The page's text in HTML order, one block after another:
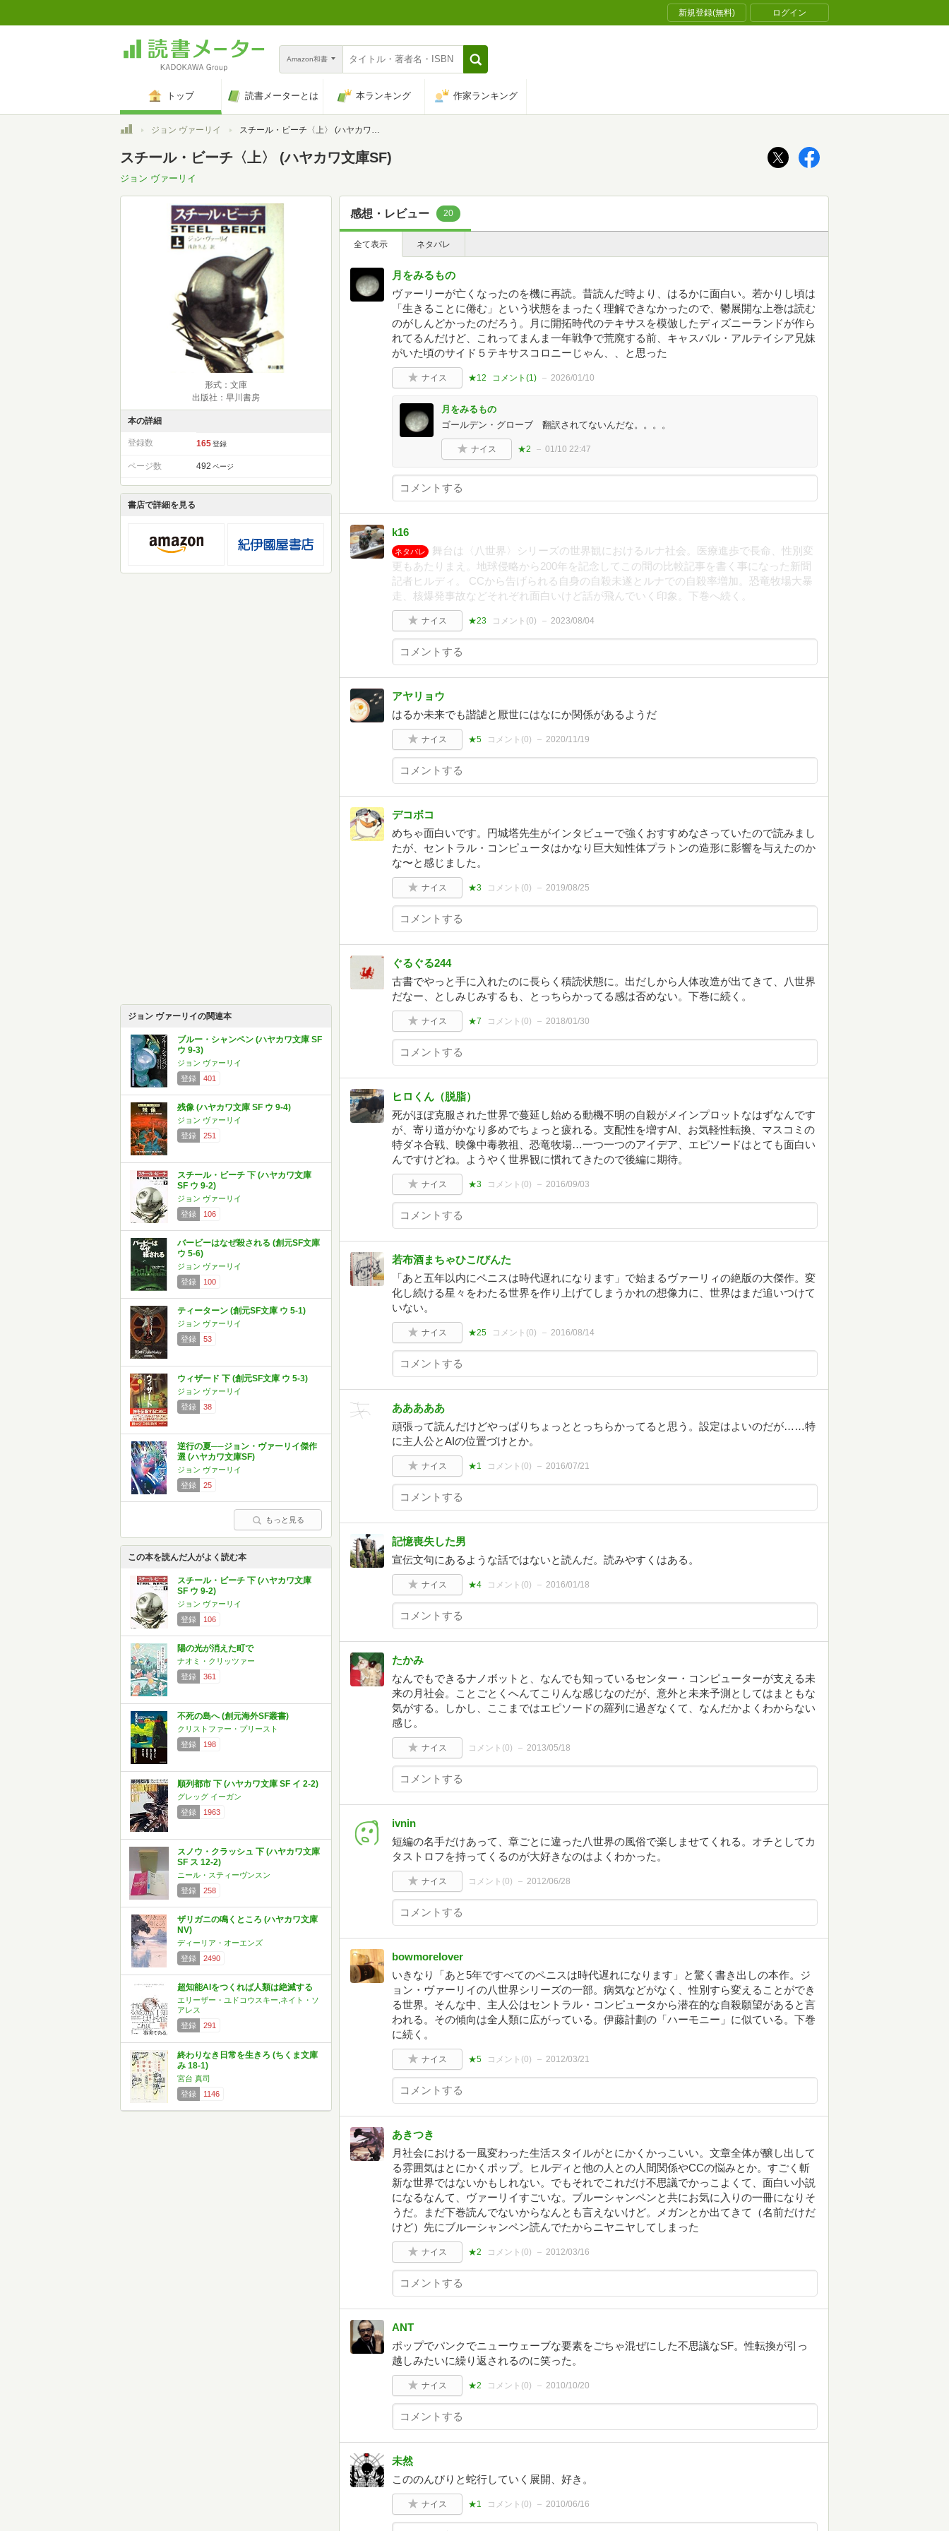
新規登録(無料) ログイン
Amazon和書
トップ 読書メーターとは 本ランキング 作家ランキング
トップジョン ヴァーリイ スチール・ビーチ〈上〉 (ハヤカワ文庫SF)
スチール・ビーチ〈上〉 (ハヤカワ文庫SF)
ジョン ヴァーリイ
形式：文庫
出版社：早川書房
本の詳細
登録数 165 登録
ページ数 492 ページ
書店で詳細を見る
ジョン ヴァーリイの関連本
ブルー・シャンペン (ハヤカワ文庫 SF
ウ 9-3)
ジョン ヴァーリイ
登録
401
残像 (ハヤカワ文庫 SF ウ 9-4)
ジョン ヴァーリイ
登録
251
スチール・ビーチ 下 (ハヤカワ文庫
SF ウ 9-2)
ジョン ヴァーリイ
登録
106
バービーはなぜ殺される (創元SF文庫
ウ 5-6)
ジョン ヴァーリイ
登録
100
ティーターン (創元SF文庫 ウ 5-1)
ジョン ヴァーリイ
登録
53
ウィザード 下 (創元SF文庫 ウ 5-3)
ジョン ヴァーリイ
登録
38
逆行の夏──ジョン・ヴァーリイ傑作
選 (ハヤカワ文庫SF)
ジョン ヴァーリイ
登録
25
もっと見る
この本を読んだ人がよく読む本
スチール・ビーチ 下 (ハヤカワ文庫
SF ウ 9-2)
ジョン ヴァーリイ
登録
106
陽の光が消えた町で
ナオミ・クリッツァー
登録
361
不死の島へ (創元海外SF叢書)
クリストファー・プリースト
登録
198
順列都市 下 (ハヤカワ文庫 SF イ 2-2)
グレッグ イーガン
登録
1963
スノウ・クラッシュ 下 (ハヤカワ文庫
SF ス 12-2)
ニール・スティーヴンスン
登録
258
ザリガニの鳴くところ (ハヤカワ文庫
NV)
ディーリア・オーエンズ
登録
2490
超知能AIをつくれば人類は絶滅する
エリーザー・ユドコウスキー,ネイト・ソ
アレス
登録
291
終わりなき日常を生きろ (ちくま文庫
み 18-1)
宮台 真司
登録
1146
感想・レビュー 20
全て表示 ネタバレ
月をみるもの
ヴァーリーが亡くなったのを機に再読。昔読んだ時より、はるかに面白い。若かりし頃は
「生きることに倦む」という状態をまったく理解できなかったので、鬱展開な上巻は読む
のがしんどかったのだろう。月に開拓時代のテキサスを模倣したディズニーランドが作ら
れてるんだけど、これってまんま一年戦争で荒廃する前、キャスバル・アルテイシア兄妹
がいた頃のサイド５テキサスコロニーじゃん、、と思った
ナイス ★12 コメント(1) 2026/01/10
月をみるもの
ゴールデン・グローブ 翻訳されてないんだな。。。。
ナイス ★2 01/10 22:47
k16
ネタバレ
舞台は〈八世界〉シリーズの世界観におけるルナ社会。医療進歩で長命、性別変
更もあたりまえ。地球侵略から200年を記念してこの間の比較記事を書く事になった新聞
記者ヒルディ。 CCから告げられる自身の自殺未遂とルナでの自殺率増加。恐竜牧場大暴
走、核爆発事故などそれぞれ面白いけど話が飛んでいく印象。下巻へ続く。
ナイス ★23 コメント(0) 2023/08/04
アヤリョウ
はるか未来でも諧謔と厭世にはなにか関係があるようだ
ナイス ★5 コメント(0) 2020/11/19
デコボコ
めちゃ面白いです。円城塔先生がインタビューで強くおすすめなさっていたので読みまし
たが、セントラル・コンピュータはかなり巨大知性体プラトンの造形に影響を与えたのか
な〜と感じました。
ナイス ★3 コメント(0) 2019/08/25
ぐるぐる244
古書でやっと手に入れたのに長らく積読状態に。出だしから人体改造が出てきて、八世界
だなー、としみじみするも、とっちらかってる感は否めない。下巻に続く。
ナイス ★7 コメント(0) 2018/01/30
ヒロくん（脱脂）
死がほぼ克服された世界で蔓延し始める動機不明の自殺がメインプロットなはずなんです
が、寄り道がかなり多めでちょっと疲れる。支配性を増すAI、お気軽性転換、マスコミの
特ダネ合戦、映像中毒教祖、恐竜牧場…一つ一つのアイデア、エピソードはとても面白い
んですけどね。ようやく世界観に慣れてきたので後編に期待。
ナイス ★3 コメント(0) 2016/09/03
若布酒まちゃひこ/びんた
「あと五年以内にペニスは時代遅れになります」で始まるヴァーリィの絶版の大傑作。変
化し続ける星々をわたる世界を作り上げてしまうかれの想像力に、世界はまだ追いつけて
いない。
ナイス ★25 コメント(0) 2016/08/14
あああああ
頑張って読んだけどやっぱりちょっととっちらかってると思う。設定はよいのだが……特
に主人公とAIの位置づけとか。
ナイス ★1 コメント(0) 2016/07/21
記憶喪失した男
宣伝文句にあるような話ではないと読んだ。読みやすくはある。
ナイス ★4 コメント(0) 2016/01/18
たかみ
なんでもできるナノボットと、なんでも知っているセンター・コンピューターが支える未
来の月社会。ことごとくへんてこりんな感じなのだが、意外と未来予測としてはまともな
気がする。しかし、ここまではエピソードの羅列に過ぎなくて、なんだかよくわからない
感じ。
ナイス コメント(0) 2013/05/18
ivnin
短編の名手だけあって、章ごとに違った八世界の風俗で楽しませてくれる。オチとしてカ
タストロフを持ってくるのが大好きなのはよくわかった。
ナイス コメント(0) 2012/06/28
bowmorelover
いきなり「あと5年ですべてのペニスは時代遅れになります」と驚く書き出しの本作。ジ
ョン・ヴァーリイの八世界シリーズの一部。病気などがなく、性別すら変えることができ
る世界。そんな中、主人公はセントラル・コンピュータから潜在的な自殺願望があると言
われる。その傾向は全人類に広がっている。伊藤計劃の「ハーモニー」に似ている。下巻
に続く。
ナイス ★5 コメント(0) 2012/03/21
あきつき
月社会における一風変わった生活スタイルがとにかくかっこいい。文章全体が醸し出して
る雰囲気はとにかくポップ。ヒルディと他の人との人間関係やCCの悩みとか。すごく斬
新な世界ではないかもしれない。でもそれでこれだけ不思議でかっこよくて、面白い小説
になるなんて、ヴァーリイすごいな。ブルーシャンペンと共にお気に入りの一冊になりそ
うだ。まだ下巻読んでないからなんとも言えないけど。メガンとか出てきて（名前だけだ
けど）先にブルーシャンペン読んでたからニヤニヤしてしまった
ナイス ★2 コメント(0) 2012/03/16
ANT
ポップでパンクでニューウェーブな要素をごちゃ混ぜにした不思議なSF。性転換が引っ
越しみたいに繰り返されるのに笑った。
ナイス ★2 コメント(0) 2010/10/20
未然
こののんびりと蛇行していく展開、好き。
ナイス ★1 コメント(0) 2010/06/16